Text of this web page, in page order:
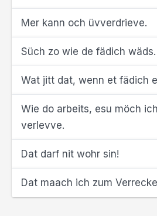
Mer kann och üvverdrieve.
Süch zo wie de fädich wäds.
Wat jitt dat, wenn et fädich
Wie do arbeits, esu möch
verlevve.
Dat darf nit wohr sin!
Dat maach ich zum